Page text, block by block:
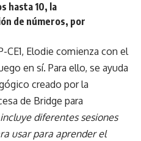
hasta 10, la
de números, por
CE1, Elodie comienza con el
en sí. Para ello, se ayuda
creado por la
de Bridge para
diferentes sesiones
usar para aprender el